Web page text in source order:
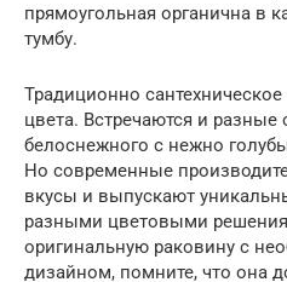
прямоугольная органична в
тумбу.
Традиционно
цвета. Встречаются и разные
белоснежного с нежно
Но современные
вкусы и выпускают
разными цветовыми
оригинальную раковину с
дизайном, помните, что она